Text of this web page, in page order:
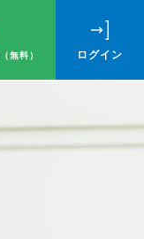
（無料） ログイン